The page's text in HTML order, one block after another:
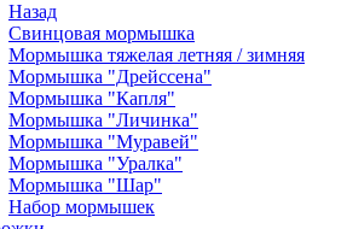
Назад
Свинцовая мормышка
Мормышка тяжелая летняя / зимняя
Мормышка "Дрейссена"
Мормышка "Капля"
Мормышка "Личинка"
Мормышка "Муравей"
Мормышка "Уралка"
Мормышка "Шар"
Набор мормышек